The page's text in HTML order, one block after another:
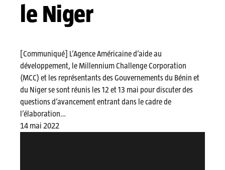
le Niger
[Communiqué] L’Agence Américaine d’aide au
développement, le Millennium Challenge Corporation
(MCC) et les représentants des Gouvernements du Bénin et
du Niger se sont réunis les 12 et 13 mai pour discuter des
questions d’avancement entrant dans le cadre de
l’élaboration…
14 mai 2022